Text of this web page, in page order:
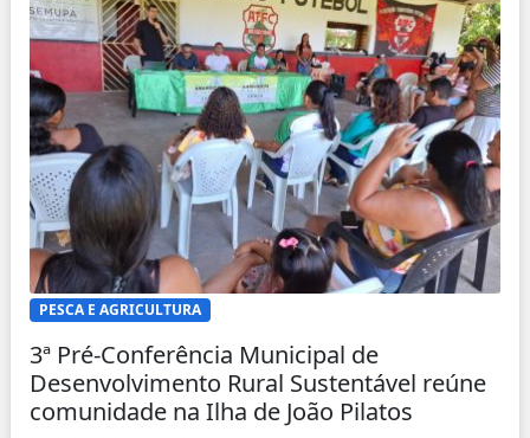
PESCA E AGRICULTURA
3ª Pré-Conferência Municipal de
Desenvolvimento Rural Sustentável reúne
comunidade na Ilha de João Pilatos